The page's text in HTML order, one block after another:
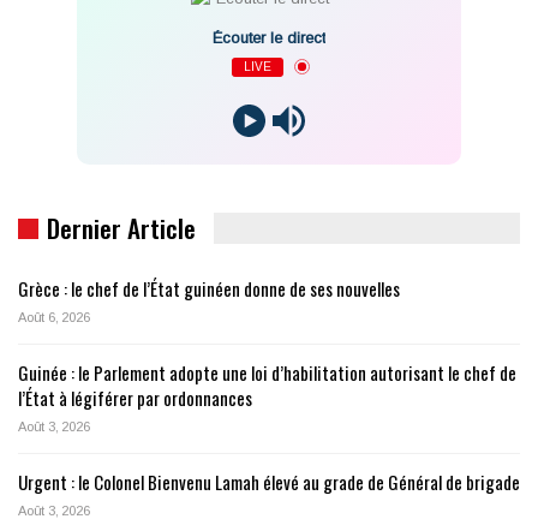
Écouter le direct
LIVE
Dernier Article
Grèce : le chef de l’État guinéen donne de ses nouvelles
Août 6, 2026
Guinée : le Parlement adopte une loi d’habilitation autorisant le chef de
l’État à légiférer par ordonnances
Août 3, 2026
Urgent : le Colonel Bienvenu Lamah élevé au grade de Général de brigade
Août 3, 2026